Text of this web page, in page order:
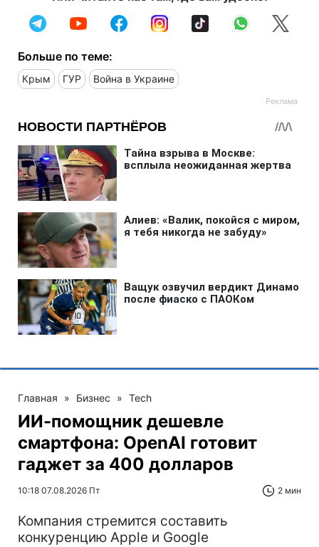
Больше по теме:
Крым ГУР Война в Украине
Главная » Бизнес » Tech
ИИ-помощник дешевле
смартфона: OpenAI готовит
гаджет за 400 долларов
10:18 07.08.2026 Пт 2 мин
Компания стремится составить
конкуренцию Apple и Google